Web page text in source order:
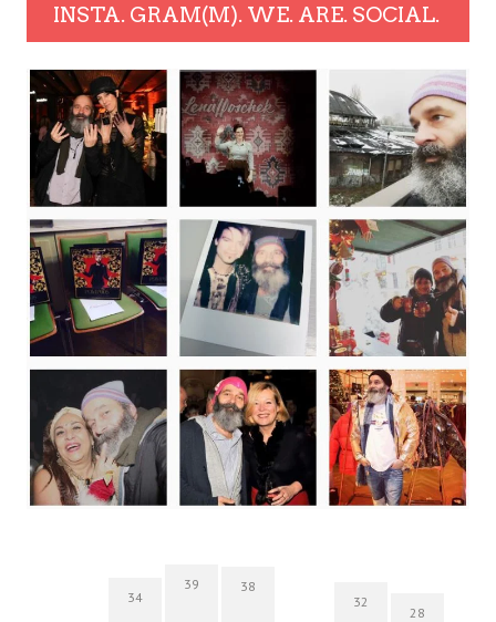
INSTA. GRAM(M). WE. ARE. SOCIAL.
34
39 38
32
28